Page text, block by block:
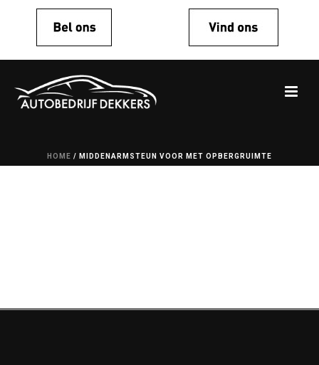
HOME / MIDDENARMSTEUN VOOR MET OPBERGRUIMTE